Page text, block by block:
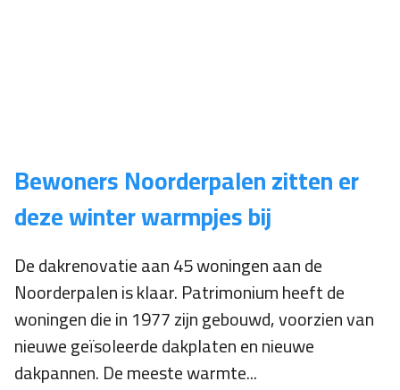
Bewoners Noorderpalen zitten er
deze winter warmpjes bij
De dakrenovatie aan 45 woningen aan de
Noorderpalen is klaar. Patrimonium heeft de
woningen die in 1977 zijn gebouwd, voorzien van
nieuwe geïsoleerde dakplaten en nieuwe
dakpannen. De meeste warmte...